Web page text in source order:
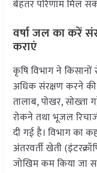
बेहतर परिणाम मिल
वर्षा जल का करें
कराएं
कृषि विभाग ने
अधिक संरक्षण करने
तालाब, पोखर,
रोकने तथा भूजल
दी गई है। विभाग का
अंतरवर्ती खेती
जोखिम कम किया जा